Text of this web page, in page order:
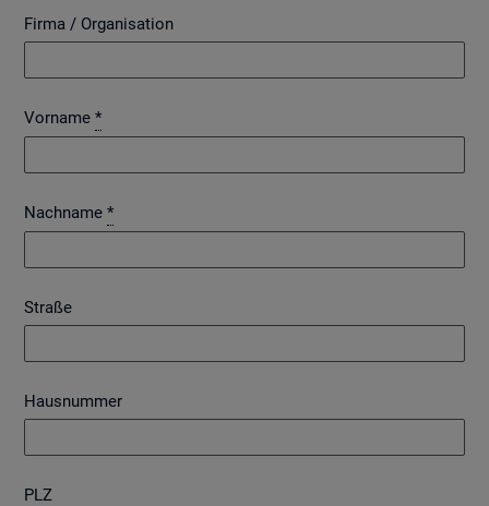
Firma / Organisation
Vorname *
Nachname *
Straße
Hausnummer
PLZ